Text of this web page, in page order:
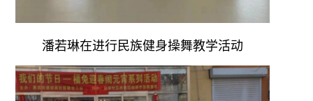
潘若琳在进行民族健身操舞教学活动